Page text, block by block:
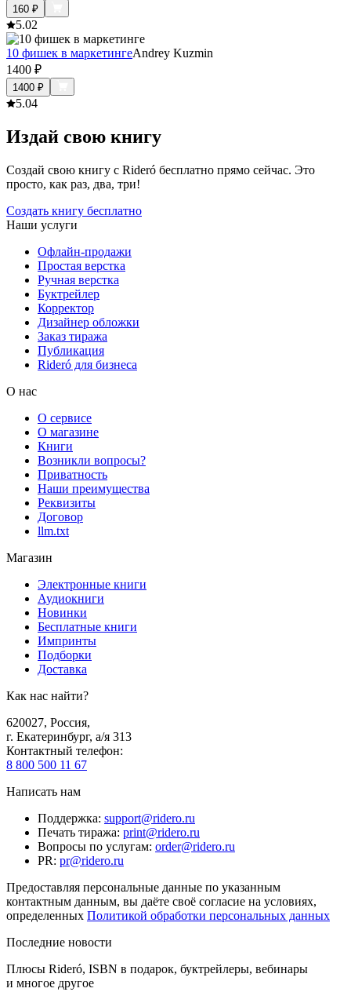
160 ₽
5.02
10 фишек в маркетингеAndrey Kuzmin
1400 ₽
1400 ₽
5.04
Издай свою книгу
Создай свою книгу с Rideró бесплатно прямо сейчас. Это
просто, как раз, два, три!
Создать книгу бесплатно
Наши услуги
Офлайн-продажи
Простая верстка
Ручная верстка
Буктрейлер
Корректор
Дизайнер обложки
Заказ тиража
Публикация
Rideró для бизнеса
О нас
О сервисе
О магазине
Книги
Возникли вопросы?
Приватность
Наши преимущества
Реквизиты
Договор
llm.txt
Магазин
Электронные книги
Аудиокниги
Новинки
Бесплатные книги
Импринты
Подборки
Доставка
Как нас найти?
620027, Россия,
г. Екатеринбург, а/я 313
Контактный телефон:
8 800 500 11 67
Написать нам
Поддержка: support@ridero.ru
Печать тиража: print@ridero.ru
Вопросы по услугам: order@ridero.ru
PR: pr@ridero.ru
Предоставляя персональные данные по указанным
контактным данным, вы даёте своё согласие на условиях,
определенных Политикой обработки персональных данных
Последние новости
Плюсы Rideró, ISBN в подарок, буктрейлеры, вебинары
и многое другое